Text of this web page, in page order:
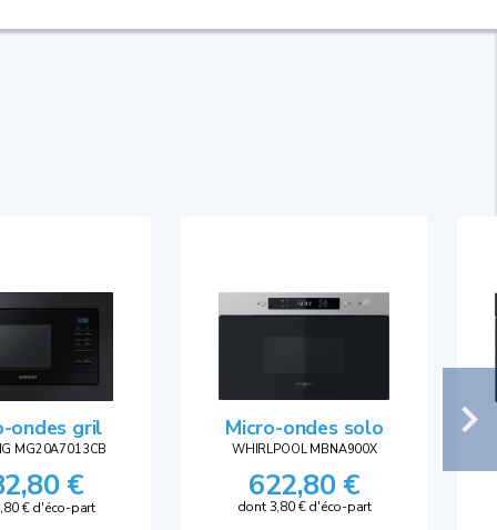
ondes gril
MG20A7013CB
€
€ d'éco-part
Micro-ondes solo
WHIRLPOOL MBNA900X
622,80 €
dont 3,80 € d'éco-part